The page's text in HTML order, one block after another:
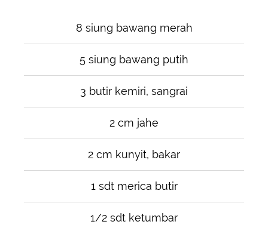
8 siung bawang merah
5 siung bawang putih
3 butir kemiri, sangrai
2 cm jahe
2 cm kunyit, bakar
1 sdt merica butir
1/2 sdt ketumbar